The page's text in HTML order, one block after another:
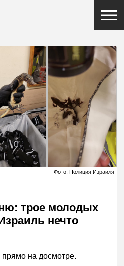
Фото: Полиция Израиля
трое молодых
нечто
на досмотре.